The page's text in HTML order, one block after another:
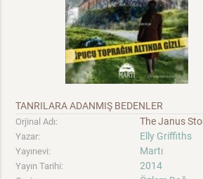
TANRILARA ADANMIŞ BEDENLER
Orjinal Adı: The Janus
Yazar: Elly Griffiths
Yayınevi: Martı
Yayın Tarihi: 2014